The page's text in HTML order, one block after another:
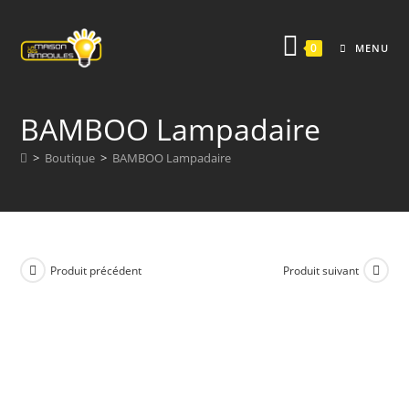
content
0 MENU
BAMBOO Lampadaire
> Boutique > BAMBOO Lampadaire
Produit précédent Produit suivant